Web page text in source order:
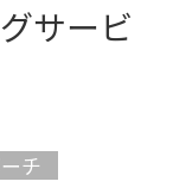
サービ
チ